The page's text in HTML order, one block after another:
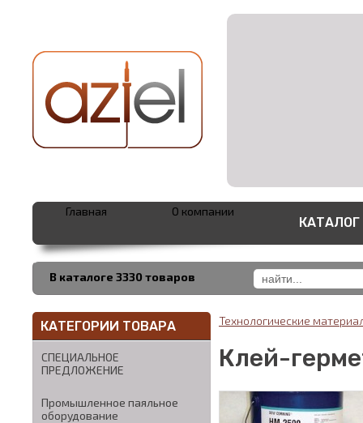
В каталоге 3330 товаров
Главная О компании
КАТАЛОГ
КАТЕГОРИИ ТОВАРА
СПЕЦИАЛЬНОЕ
ПРЕДЛОЖЕНИЕ
Промышленное паяльное
оборудование
Технологические
Клей-